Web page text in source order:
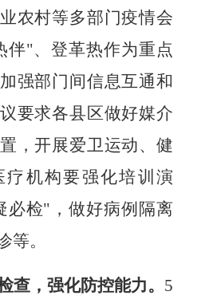
农村等多部门疫情会
伴"、登革热作为重点
强部门间信息互通和
要求各县区做好媒介
，开展爱卫运动、健
疗机构要强化培训演
必检"，做好病例隔离
等。
查，强化防控能力。 5